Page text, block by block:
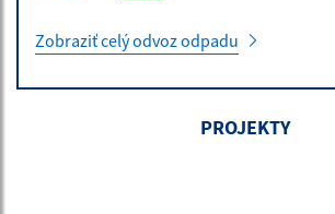
Zobraziť celý odvoz odpadu
PROJEKTY